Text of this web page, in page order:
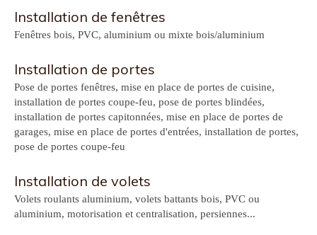
Installation de fenêtres
Fenêtres bois, PVC, aluminium ou mixte bois/aluminium
Installation de portes
Pose de portes fenêtres, mise en place de portes de cuisine,
installation de portes coupe-feu, pose de portes blindées,
installation de portes capitonnées, mise en place de portes de
garages, mise en place de portes d'entrées, installation de portes,
pose de portes coupe-feu
Installation de volets
Volets roulants aluminium, volets battants bois, PVC ou
aluminium, motorisation et centralisation, persiennes...